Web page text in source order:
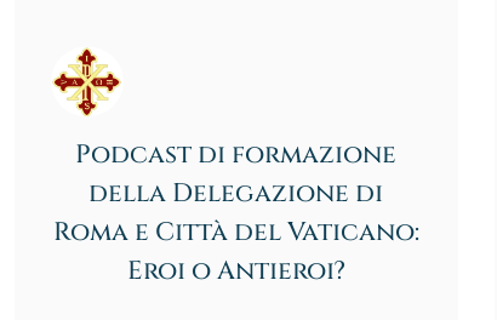
Podcast di formazione
della Delegazione di
Roma e Città del Vaticano:
Eroi o Antieroi?